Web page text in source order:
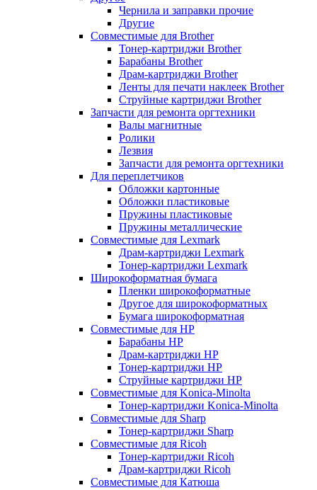
Чернила и заправки прочие
Другие
Совместимые для Brother
Тонер-картриджи Brother
Барабаны Brother
Драм-картриджи Brother
Ленты для печати наклеек Brother
Струйные картриджи Brother
Запчасти для ремонта оргтехники
Валы магнитные
Ролики
Лезвия
Запчасти для ремонта оргтехники
Для переплетчиков
Обложки картонные
Обложки пластиковые
Пружины пластиковые
Пружины металлические
Совместимые для Lexmark
Драм-картриджи Lexmark
Тонер-картриджи Lexmark
Широкоформатная бумага
Пленки широкоформатные
Другое для широкоформатных
Бумага широкоформатная
Совместимые для HP
Барабаны HP
Драм-картриджи HP
Тонер-картриджи HP
Струйные картриджи HP
Совместимые для Konica-Minolta
Тонер-картриджи Konica-Minolta
Совместимые для Sharp
Тонер-картриджи Sharp
Совместимые для Ricoh
Тонер-картриджи Ricoh
Драм-картриджи Ricoh
Совместимые для Катюша